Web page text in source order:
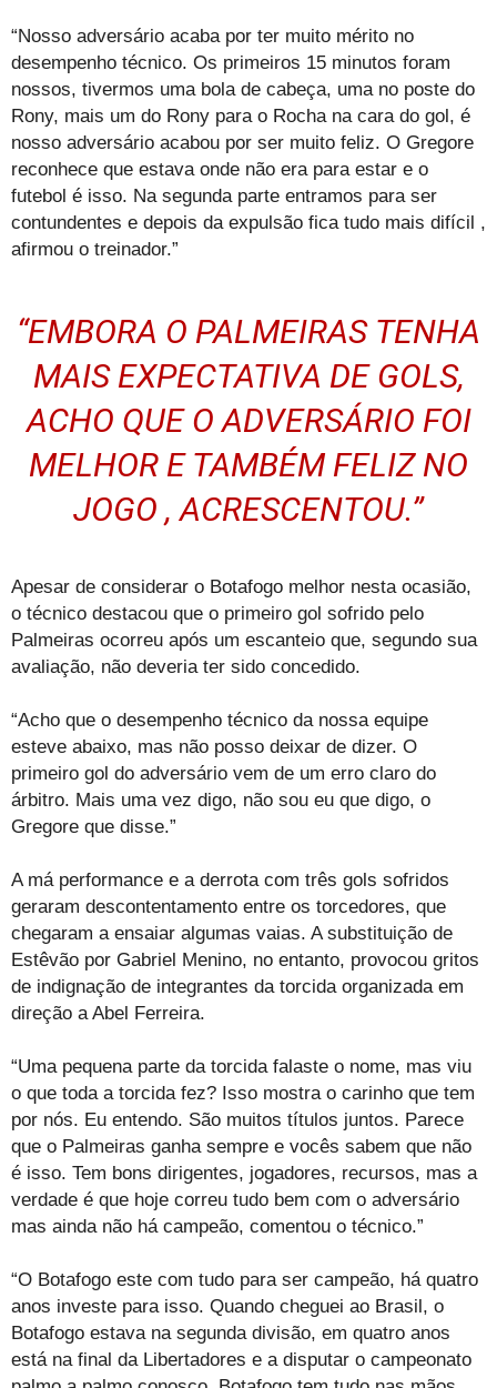
“Nosso adversário acaba por ter muito mérito no
desempenho técnico. Os primeiros 15 minutos foram
nossos, tivermos uma bola de cabeça, uma no poste do
Rony, mais um do Rony para o Rocha na cara do gol, é
nosso adversário acabou por ser muito feliz. O Gregore
reconhece que estava onde não era para estar e o
futebol é isso. Na segunda parte entramos para ser
contundentes e depois da expulsão fica tudo mais difícil ,
afirmou o treinador.”
“EMBORA O PALMEIRAS TENHA
MAIS EXPECTATIVA DE GOLS,
ACHO QUE O ADVERSÁRIO FOI
MELHOR E TAMBÉM FELIZ NO
JOGO , ACRESCENTOU.”
Apesar de considerar o Botafogo melhor nesta ocasião,
o técnico destacou que o primeiro gol sofrido pelo
Palmeiras ocorreu após um escanteio que, segundo sua
avaliação, não deveria ter sido concedido.
“Acho que o desempenho técnico da nossa equipe
esteve abaixo, mas não posso deixar de dizer. O
primeiro gol do adversário vem de um erro claro do
árbitro. Mais uma vez digo, não sou eu que digo, o
Gregore que disse.”
A má performance e a derrota com três gols sofridos
geraram descontentamento entre os torcedores, que
chegaram a ensaiar algumas vaias. A substituição de
Estêvão por Gabriel Menino, no entanto, provocou gritos
de indignação de integrantes da torcida organizada em
direção a Abel Ferreira.
“Uma pequena parte da torcida falaste o nome, mas viu
o que toda a torcida fez? Isso mostra o carinho que tem
por nós. Eu entendo. São muitos títulos juntos. Parece
que o Palmeiras ganha sempre e vocês sabem que não
é isso. Tem bons dirigentes, jogadores, recursos, mas a
verdade é que hoje correu tudo bem com o adversário
mas ainda não há campeão, comentou o técnico.”
“O Botafogo este com tudo para ser campeão, há quatro
anos investe para isso. Quando cheguei ao Brasil, o
Botafogo estava na segunda divisão, em quatro anos
está na final da Libertadores e a disputar o campeonato